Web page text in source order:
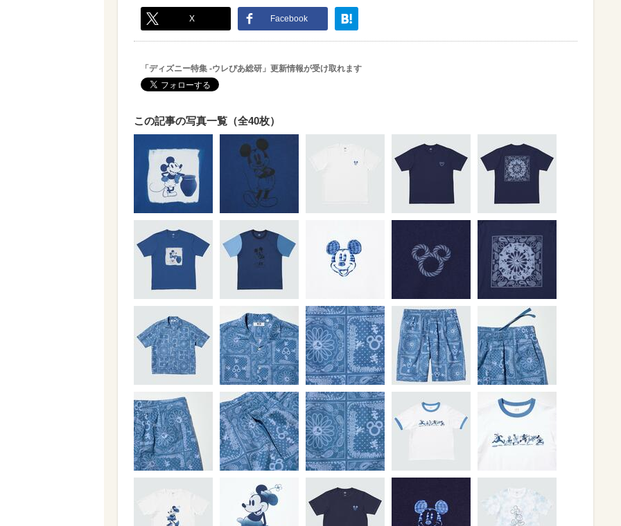
X Facebook
「ディズニー特集 -ウレぴあ総研」更新情報が受け取れます
この記事の写真一覧（全40枚）